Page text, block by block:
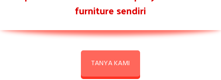
furniture sendiri
TANYA KAMI